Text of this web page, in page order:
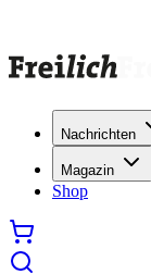
Nachrichten
Magazin
Shop